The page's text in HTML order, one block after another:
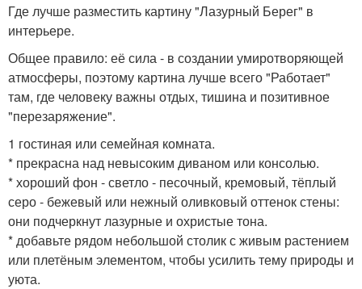
Где лучше разместить картину "Лазурный Берег" в
интерьере.
Общее правило: её сила - в создании умиротворяющей
атмосферы, поэтому картина лучше всего "Работает"
там, где человеку важны отдых, тишина и позитивное
"перезаряжение".
1 гостиная или семейная комната.
* прекрасна над невысоким диваном или консолью.
* хороший фон - светло - песочный, кремовый, тёплый
серо - бежевый или нежный оливковый оттенок стены:
они подчеркнут лазурные и охристые тона.
* добавьте рядом небольшой столик с живым растением
или плетёным элементом, чтобы усилить тему природы и
уюта.